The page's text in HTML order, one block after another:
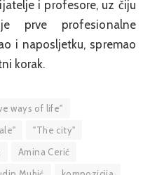
i profesore, uz čiju
prve profesionalne
i naposljetku, spremao
korak.
ways of life"
"The city"
Amina Cerić